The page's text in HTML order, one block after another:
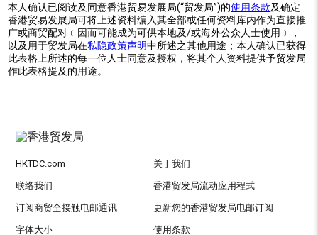
本人确认已阅读及同意香港贸易发展局(“贸发局”)的使用条款及确定
香港贸易发展局可将上述资料编入其全部或任何资料库内作为直接推
广或商贸配对﹝因而可能成为可供本地及/或海外公众人士使用﹞，
以及用于贸发局在私隐政策声明中所述之其他用途；本人确认已获得
此表格上所述的每一位人士同意及授权，将其个人资料提供予贸发局
作此表格提及的用途。
HKTDC.com 关于我们
联络我们 香港贸发局流动应用程式
订阅商贸全接触电邮通讯 更新您的香港贸发局电邮订阅
字体大小 使用条款